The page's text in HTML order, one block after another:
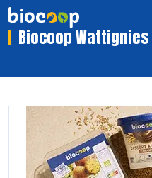
Biocoop Wattignies